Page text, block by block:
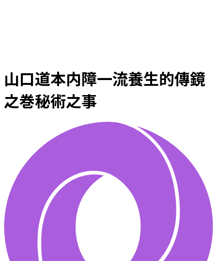
山口道本内障一流養生的傳鏡
之巻秘術之事